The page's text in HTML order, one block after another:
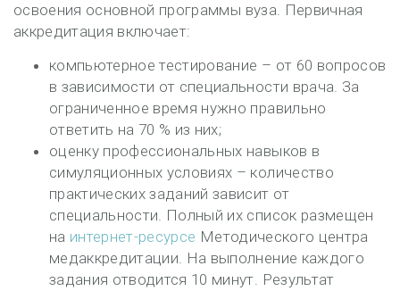
освоения основной программы вуза. Первичная
аккредитация включает:
компьютерное тестирование – от 60 вопросов
в зависимости от специальности врача. За
ограниченное время нужно правильно
ответить на 70 % из них;
оценку профессиональных навыков в
симуляционных условиях – количество
практических заданий зависит от
специальности. Полный их список размещен
на интернет-ресурсе Методического центра
медаккредитации. На выполнение каждого
задания отводится 10 минут. Результат